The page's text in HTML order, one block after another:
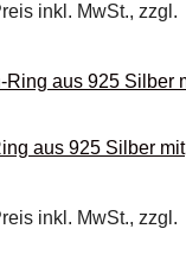
inkl. MwSt., zzgl.
aus 925 Silber mit
inkl. MwSt., zzgl.